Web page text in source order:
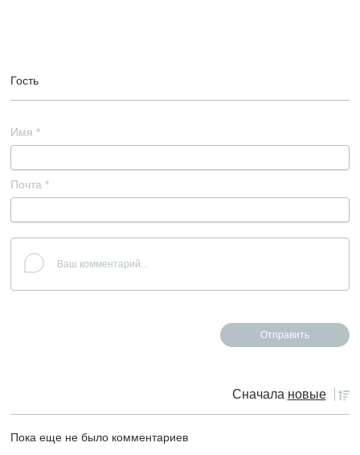
Гость
Имя *
Почта *
Сначала новые
Пока еще не было комментариев